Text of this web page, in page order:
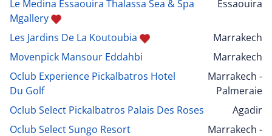
Le Medina Essaouira Thalassa Sea & Spa
Mgallery
Essaouira
Les Jardins De La Koutoubia
Marrakech
Movenpick Mansour Eddahbi
Marrakech
Oclub Experience Pickalbatros Hotel
Du Golf
Marrakech -
Palmeraie
Oclub Select Pickalbatros Palais Des Roses
Agadir
Oclub Select Sungo Resort
Marrakech -